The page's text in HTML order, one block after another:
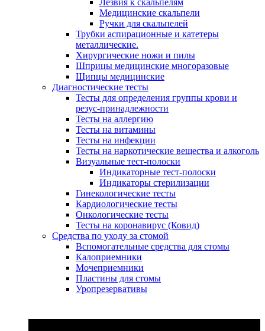
Лезвия к скальпелям
Медицинские скальпели
Ручки для скальпелей
Трубки аспирационные и катетеры
металлические.
Хирургические ножи и пилы
Шприцы медицинские многоразовые
Щипцы медицинские
Диагностические тесты
Тесты для определения группы крови и
резус-принадлежности
Тесты на аллергию
Тесты на витамины
Тесты на инфекции
Тесты на наркотические вещества и алкоголь
Визуальные тест-полоски
Индикаторные тест-полоски
Индикаторы стерилизации
Гинекологические тесты
Кардиологические тесты
Онкологические тесты
Тесты на коронавирус (Ковид)
Средства по уходу за стомой
Вспомогательные средства для стомы
Калоприемники
Мочеприемники
Пластины для стомы
Уропрезервативы